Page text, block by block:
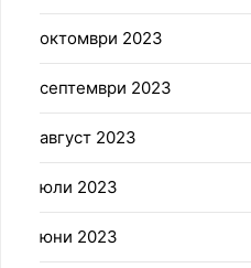
октомври 2023
септември 2023
август 2023
юли 2023
юни 2023